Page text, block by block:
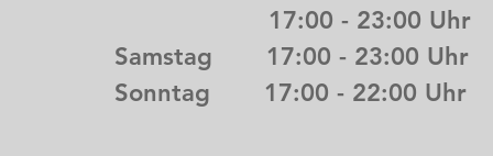
17:00 - 23:00 Uhr
Samstag 17:00 - 23:00 Uhr
Sonntag 17:00 - 22:00 Uhr